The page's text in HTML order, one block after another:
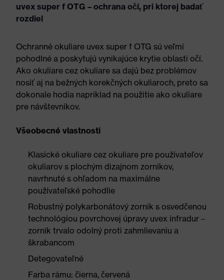
uvex super f OTG – ochrana očí, pri ktorej badať
rozdiel
Ochranné okuliare uvex super f OTG sú veľmi
pohodlné a poskytujú vynikajúce krytie oblasti očí.
Ako okuliare cez okuliare sa dajú bez problémov
nosiť aj na bežných korekčných okuliaroch, preto sa
dokonale hodia napríklad na použitie ako okuliare
pre návštevníkov.
Všeobecné vlastnosti
Klasické okuliare cez okuliare pre používateľov
okuliarov s plochým dizajnom zorníkov,
navrhnuté s ohľadom na maximálne
používateľské pohodlie
Robustný polykarbonátový zorník s osvedčenou
technológiou povrchovej úpravy uvex infradur –
zorník trvalo odolný proti zahmlievaniu a
škrabancom
Detegovateľné
Farba rámu: čierna, červená